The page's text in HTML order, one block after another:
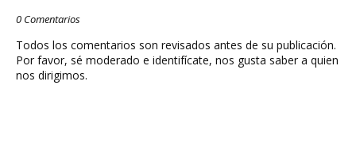
0 Comentarios
Todos los comentarios son revisados antes de su publicación.
Por favor, sé moderado e identifícate, nos gusta saber a quien
nos dirigimos.